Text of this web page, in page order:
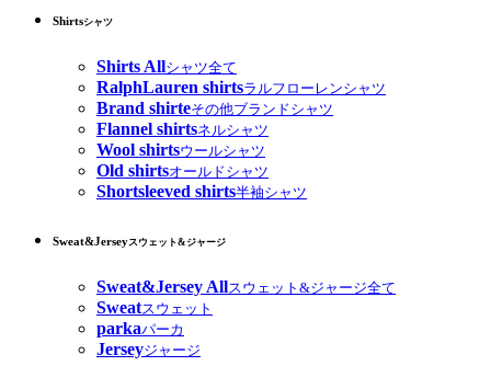
Shirtsシャツ
Shirts Allシャツ全て
RalphLauren shirtsラルフローレンシャツ
Brand shirteその他ブランドシャツ
Flannel shirtsネルシャツ
Wool shirtsウールシャツ
Old shirtsオールドシャツ
Shortsleeved shirts半袖シャツ
Sweat&Jerseyスウェット&ジャージ
Sweat&Jersey Allスウェット&ジャージ全て
Sweatスウェット
parkaパーカ
Jerseyジャージ